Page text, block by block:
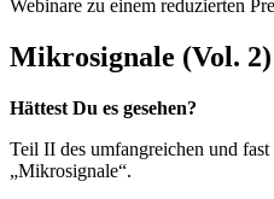
Webinare zu einem reduzierten
Mikrosignale (Vol. 2)
Hättest Du es gesehen?
Teil II des umfangreichen und
„Mikrosignale“.